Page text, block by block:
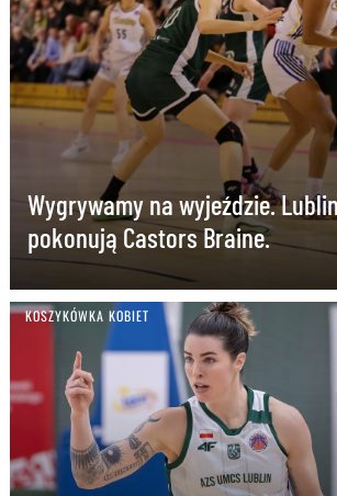
Wygrywamy na wyjeździe.
pokonują Castors Braine.
KOSZYKÓWKA KOBIET